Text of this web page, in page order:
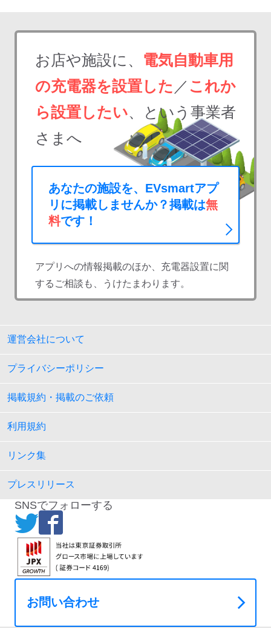
お店や施設に、 電気自動車用
の充電器を設置した ／ これか
ら設置したい、という事業者
さまへ
あなたの施設を、EVsmartアプ
リに掲載しませんか？掲載は無
料です！
アプリへの情報掲載のほか、充電器設置に関
するご相談も、うけたまわります。
運営会社について
プライバシーポリシー
掲載規約・掲載のご依頼
利用規約
リンク集
プレスリリース
SNSでフォローする
お問い合わせ